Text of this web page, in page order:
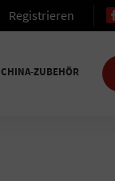
Registrieren
CHINA-ZUBEHÖR